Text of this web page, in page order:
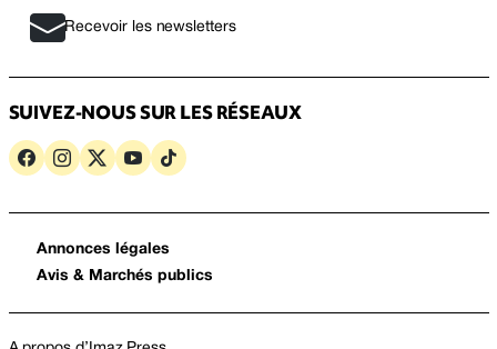
Recevoir les newsletters
SUIVEZ-NOUS SUR LES RÉSEAUX
Annonces légales
Avis & Marchés publics